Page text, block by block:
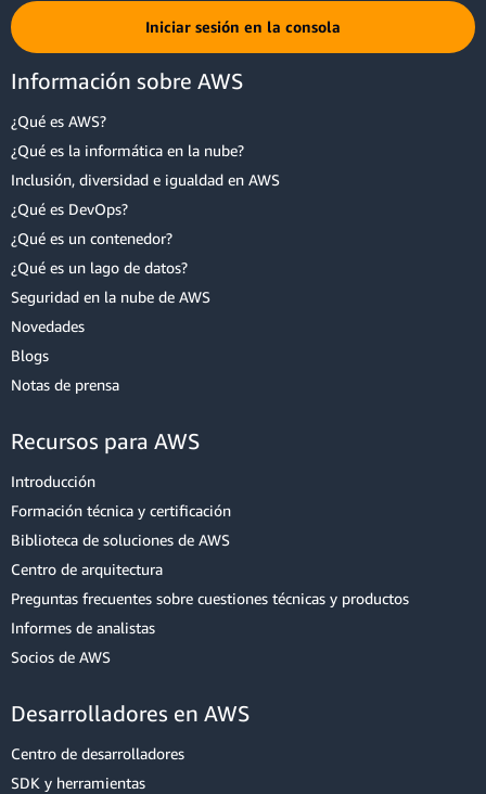
Iniciar sesión en la consola
Información sobre AWS
¿Qué es AWS?
¿Qué es la informática en la nube?
Inclusión, diversidad e igualdad en AWS
¿Qué es DevOps?
¿Qué es un contenedor?
¿Qué es un lago de datos?
Seguridad en la nube de AWS
Novedades
Blogs
Notas de prensa
Recursos para AWS
Introducción
Formación técnica y certificación
Biblioteca de soluciones de AWS
Centro de arquitectura
Preguntas frecuentes sobre cuestiones técnicas y productos
Informes de analistas
Socios de AWS
Desarrolladores en AWS
Centro de desarrolladores
SDK y herramientas